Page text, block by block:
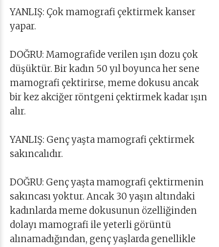
YANLIŞ: Çok mamografi çektirmek kanser
yapar.
DOĞRU: Mamografide verilen ışın dozu çok
düşüktür. Bir kadın 50 yıl boyunca her sene
mamografi çektirirse, meme dokusu ancak
bir kez akciğer röntgeni çektirmek kadar ışın
alır.
YANLIŞ: Genç yaşta mamografi çektirmek
sakıncalıdır.
DOĞRU: Genç yaşta mamografi çektirmenin
sakıncası yoktur. Ancak 30 yaşın altındaki
kadınlarda meme dokusunun özelliğinden
dolayı mamografi ile yeterli görüntü
alınamadığından, genç yaşlarda genellikle